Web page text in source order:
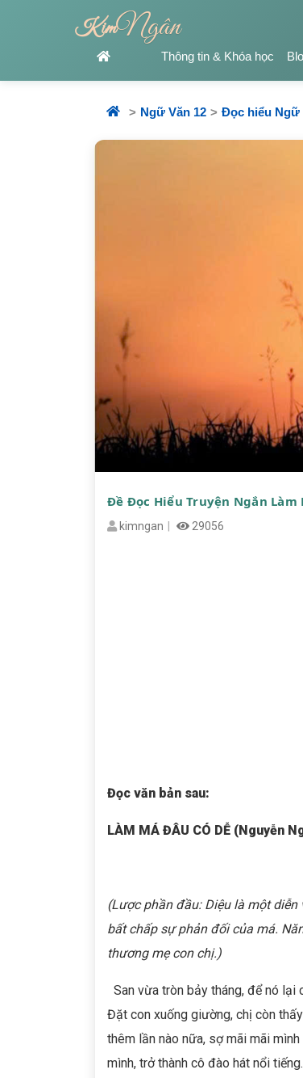
KimNgân
Thông tin & Khóa học
Ngữ Văn 12 Đọc hiểu Ngữ
Đề Đọc Hiểu Truyện Ngắn Làm
kimngan 29056
Đọc văn bản sau:
LÀM MÁ ĐÂU CÓ DỄ (Nguyễn
(Lược phần đầu: Diệu là một
bất chấp sự phản đối của má.
thương mẹ con chị.)
San vừa tròn bảy tháng, để nó lại
Đặt con xuống giường, chị còn
thêm lần nào nữa, sợ mãi mãi
mình, trở thành cô đào hát nổi